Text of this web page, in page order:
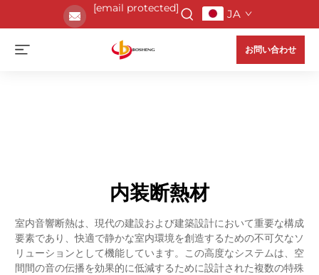
[email protected] JA
お問い合わせ
内装断熱材
室内音響断熱は、現代の建設および建築設計において重要な構成
要素であり、快適で静かな室内環境を創造するための不可欠なソ
リューションとして機能しています。この高度なシステムは、空
間間の音の伝播を効果的に低減するために設計された複数の特殊